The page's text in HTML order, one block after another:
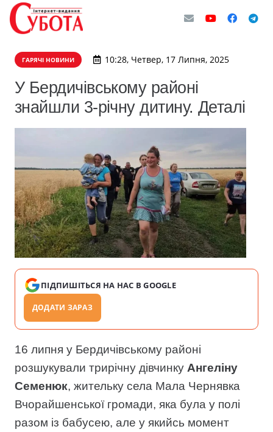
ГАРЯЧІ НОВИНИ 10:28, Четвер, 17 Липня, 2025
У Бердичівському районі
знайшли 3-річну дитину. Деталі
ПІДПИШІТЬСЯ НА НАС В GOOGLE
ДОДАТИ ЗАРАЗ
16 липня у Бердичівському районі
розшукували трирічну дівчинку Ангеліну
Семенюк, жительку села Мала Чернявка
Вчорайшенської громади, яка була у полі
разом із бабусею, але у якийсь момент